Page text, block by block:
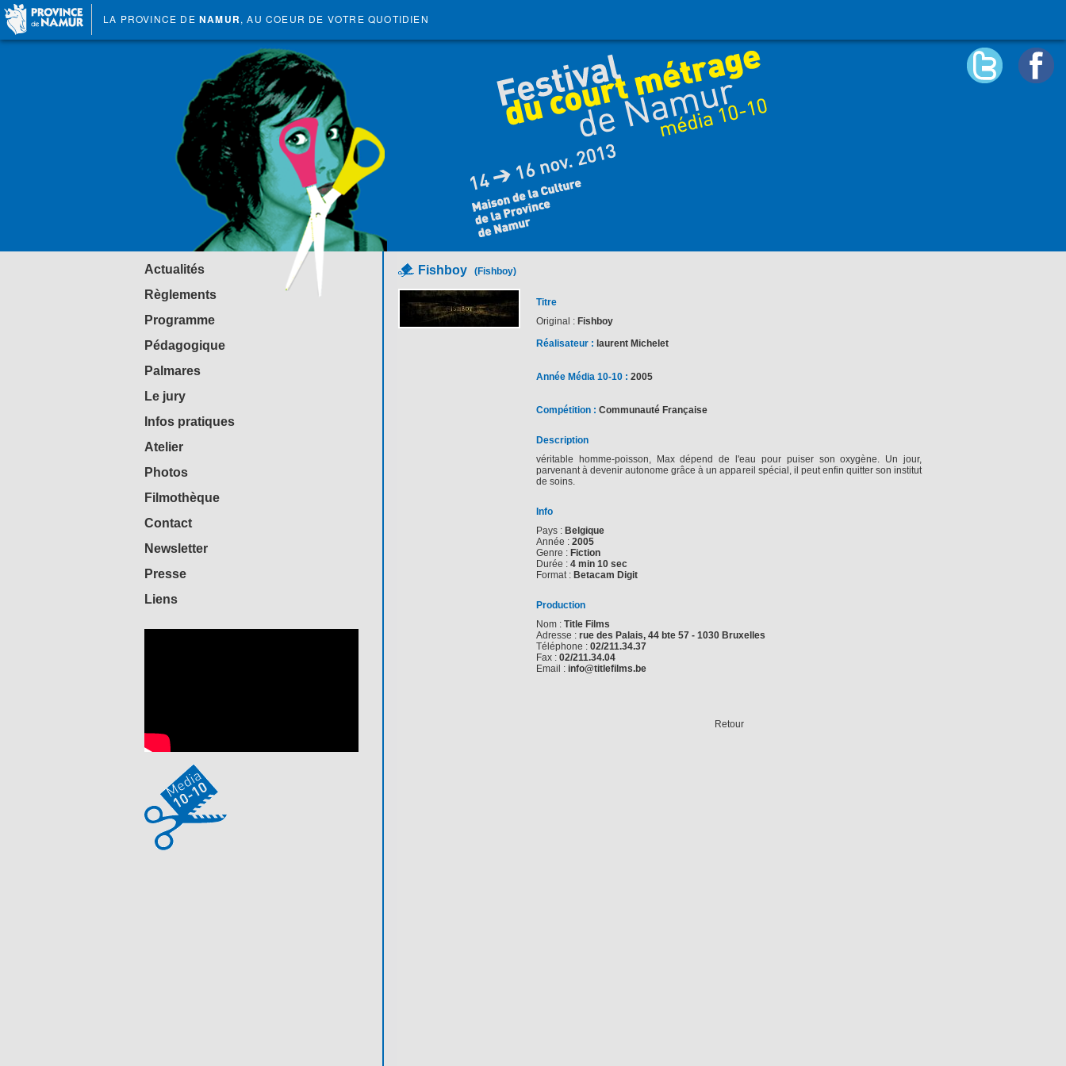
LA PROVINCE DE NAMUR, AU COEUR DE VOTRE QUOTIDIEN
Actualités
Règlements
Programme
Pédagogique
Palmares
Le jury
Infos pratiques
Atelier
Photos
Filmothèque
Contact
Newsletter
Presse
Liens
Fishboy (Fishboy)
Titre
Original : Fishboy
Réalisateur : laurent Michelet
Année Média 10-10 : 2005
Compétition : Communauté Française
Description
véritable homme-poisson, Max dépend de l'eau pour puiser son oxygène. Un jour,
parvenant à devenir autonome grâce à un appareil spécial, il peut enfin quitter son institut
de soins.
Info
Pays : Belgique
Année : 2005
Genre : Fiction
Durée : 4 min 10 sec
Format : Betacam Digit
Production
Nom : Title Films
Adresse : rue des Palais, 44 bte 57 - 1030 Bruxelles
Téléphone : 02/211.34.37
Fax : 02/211.34.04
Email : info@titlefilms.be
Retour